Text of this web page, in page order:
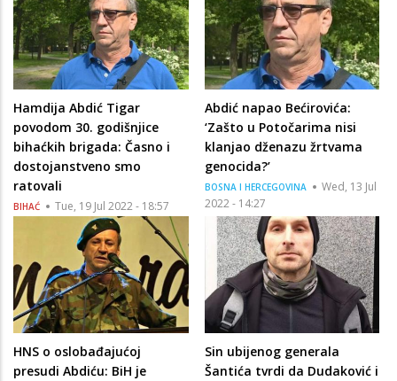
Hamdija Abdić Tigar
povodom 30. godišnjice
bihaćkih brigada: Časno i
dostojanstveno smo
ratovali
BIHAĆ Tue, 19 Jul 2022 - 18:57
Abdić napao Bećirovića:
‘Zašto u Potočarima nisi
klanjao dženazu žrtvama
genocida?’
BOSNA I HERCEGOVINA
Wed, 13 Jul
2022 - 14:27
HNS o oslobađajućoj
presudi Abdiću: BiH je
Sin ubijenog generala
Šantića tvrdi da Dudaković i